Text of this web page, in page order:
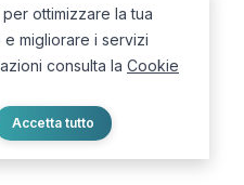
Policy
— InBuoneMani
ottimizzare la tua
migliorare i servizi
consulta la Cookie
Accetta tutto